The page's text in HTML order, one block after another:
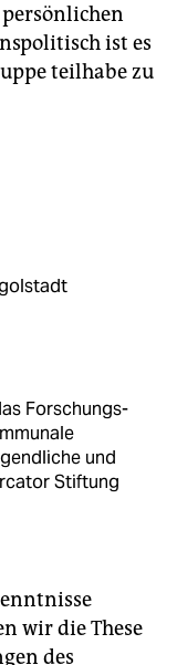
ist es
teilhabe zu
Forschungs­
und
Stiftung
wir die These
des